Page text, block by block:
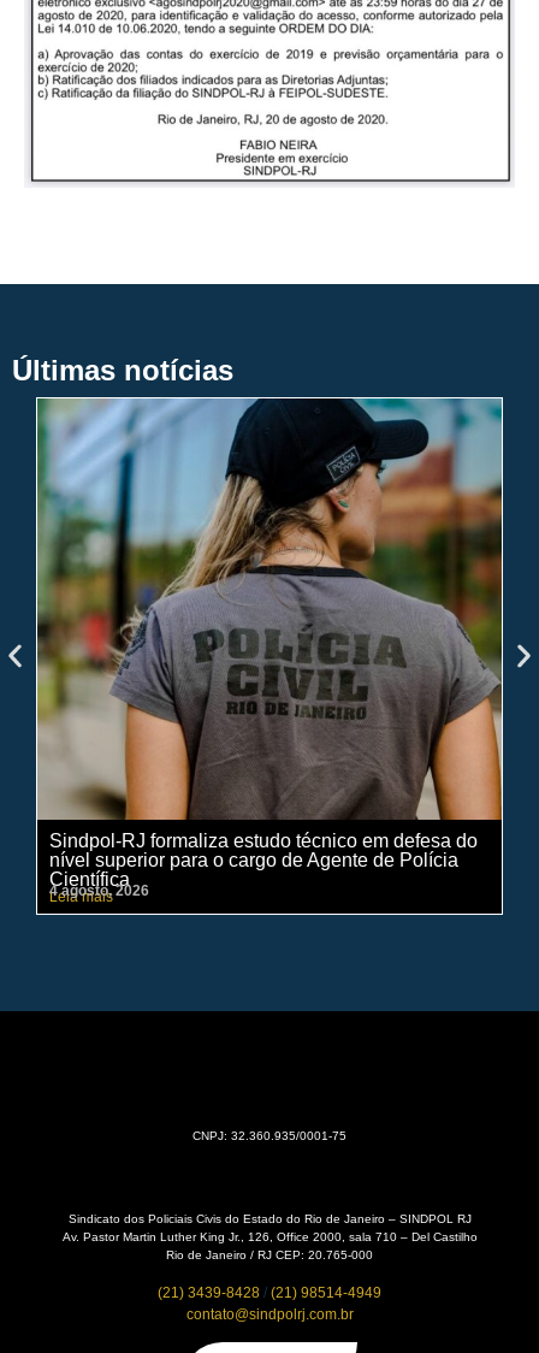
Últimas notícias
Sindpol-RJ formaliza estudo técnico em defesa do
nível superior para o cargo de Agente de Polícia
Científica
Leia mais
4 agosto, 2026
CNPJ: 32.360.935/0001-75
Sindicato dos Policiais Civis do Estado do Rio de Janeiro – SINDPOL RJ
Av. Pastor Martin Luther King Jr., 126, Office 2000, sala 710 – Del Castilho
Rio de Janeiro / RJ CEP: 20.765-000
(21) 3439-8428 / (21) 98514-4949
contato@sindpolrj.com.br